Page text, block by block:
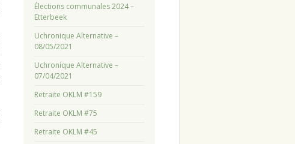
Élections communales 2024 –
Etterbeek
Uchronique Alternative –
08/05/2021
Uchronique Alternative –
07/04/2021
Retraite OKLM #159
Retraite OKLM #75
Retraite OKLM #45